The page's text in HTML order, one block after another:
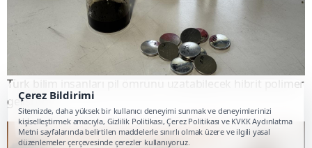
Türk bilim insanları pil ömrünü uzatabilecek hibrit polimer
geliştirdi
Çerez Bildirimi
Sitemizde, daha yüksek bir kullanıcı deneyimi sunmak ve deneyimlerinizi
kişiselleştirmek amacıyla, Gizlilik Politikası, Çerez Politikası ve KVKK Aydınlatma
Metni sayfalarında belirtilen maddelerle sınırlı olmak üzere ve ilgili yasal
düzenlemeler çerçevesinde çerezler kullanıyoruz.